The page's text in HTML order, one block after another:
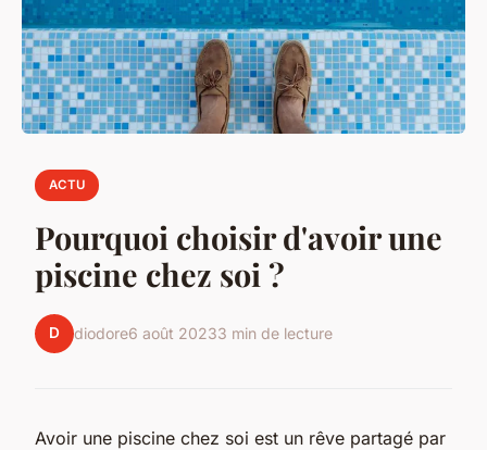
ACTU
Pourquoi choisir d'avoir une
piscine chez soi ?
D diodore6 août 20233 min de lecture
Avoir une piscine chez soi est un rêve partagé par